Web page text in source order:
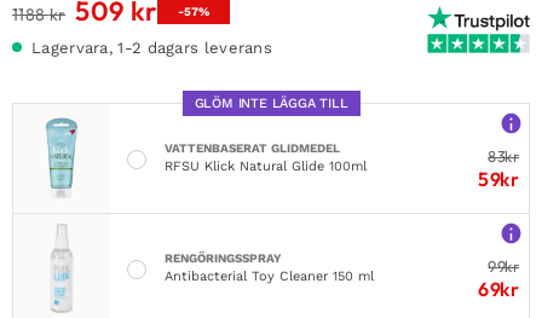
1188kr Det
priset
509 krDet
priset
509 kr.
-57%
Lagervara, 1-2 dagars leverans
GLÖM INTE LÄGGA TILL
VATTENBASERAT GLIDMEDEL
RFSU Klick Natural Glide 100ml
83kr
59kr
RENGÖRINGSSPRAY
Antibacterial Toy Cleaner 150 ml
99kr
69kr